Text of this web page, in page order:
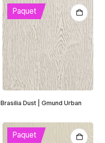
Paquet
Brasilia Dust | Gmund Urban
Paquet